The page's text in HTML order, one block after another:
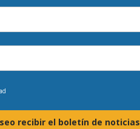
recibir el boletín de noticias